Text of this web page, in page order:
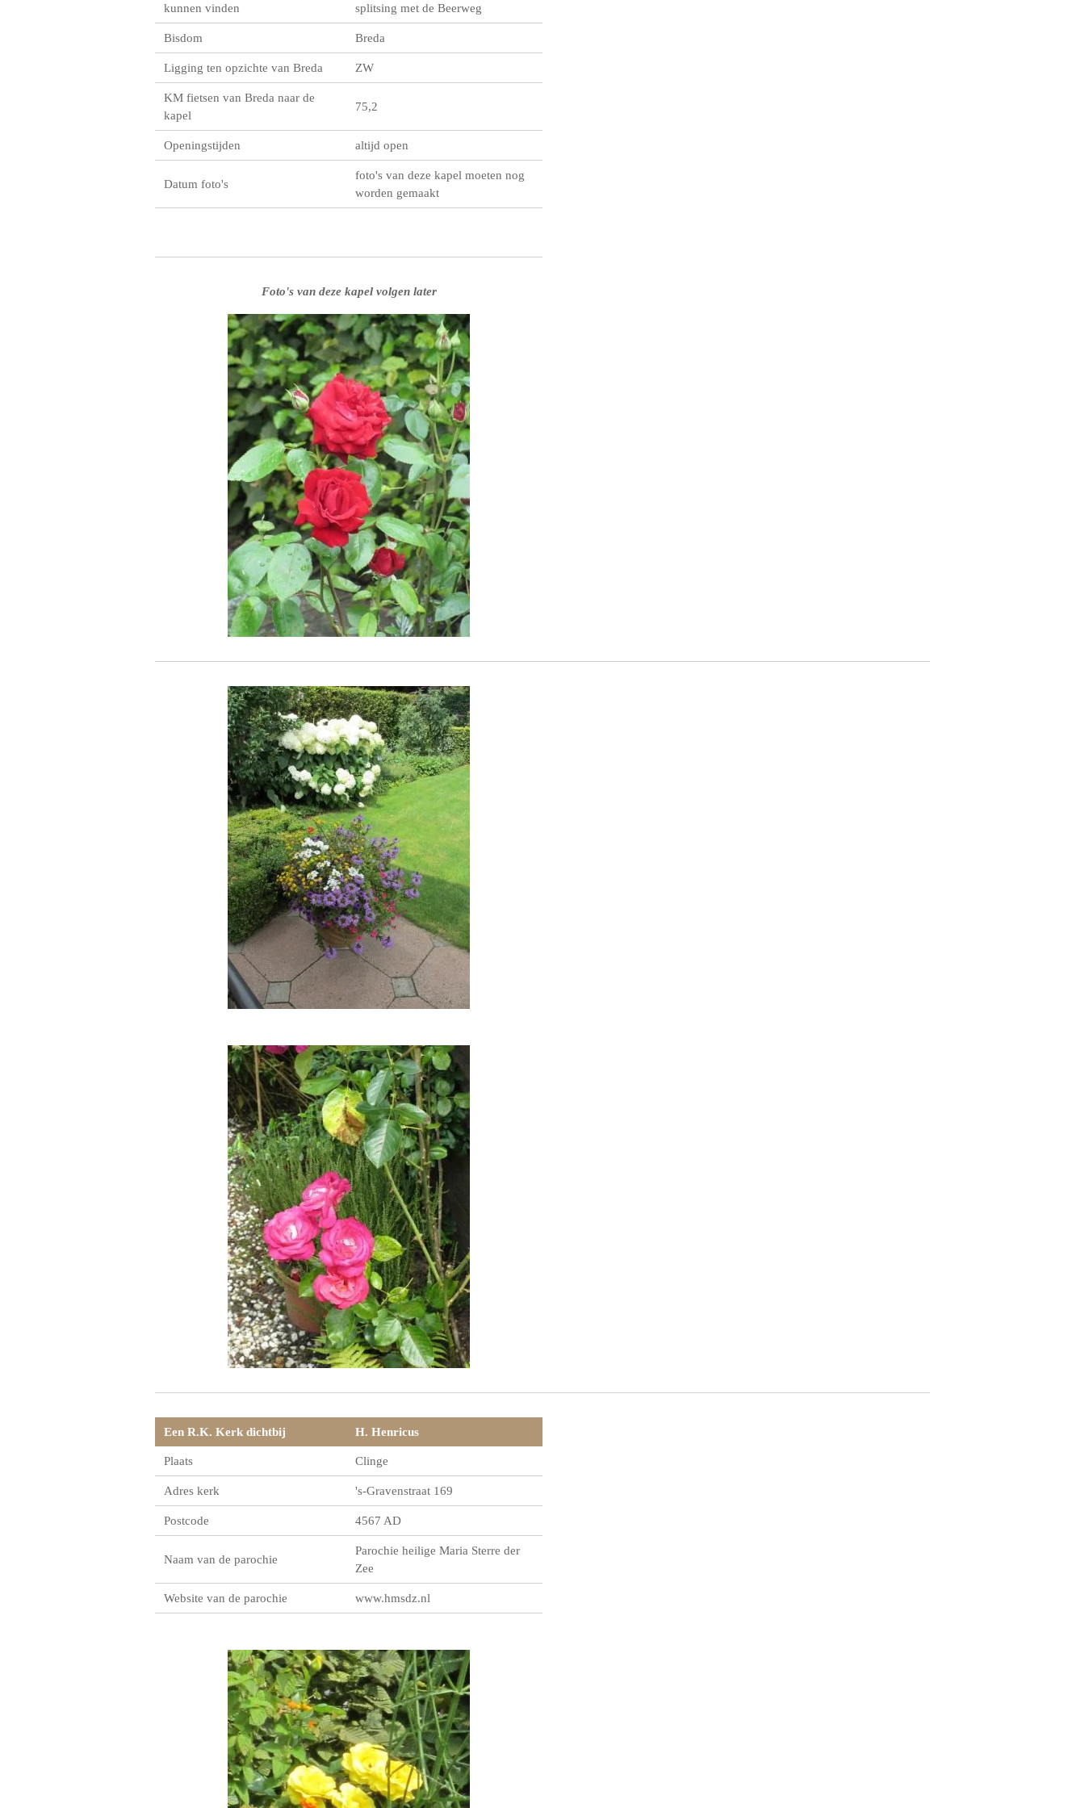
kunnen vinden
splitsing met de Beerweg
Bisdom Breda
Ligging ten opzichte van Breda ZW
KM fietsen van Breda naar de
kapel
75,2
Openingstijden altijd open
Datum foto's
foto's van deze kapel moeten nog
worden gemaakt
Foto's van deze kapel volgen later
Een R.K. Kerk dichtbij H. Henricus
Plaats Clinge
Adres kerk 's-Gravenstraat 169
Postcode 4567 AD
Naam van de parochie
Parochie heilige Maria Sterre der
Zee
Website van de parochie www.hmsdz.nl